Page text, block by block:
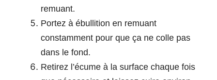
remuant.
Portez à ébullition en remuant
constamment pour que ça ne colle pas
dans le fond.
Retirez l’écume à la surface chaque fois